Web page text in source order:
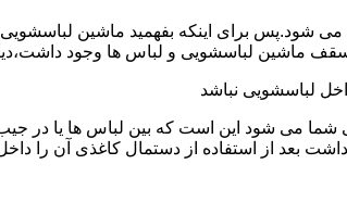
برای اینکه بفهمید ماشین لباسشویی
لباسشویی نباشد
می شود این است که بین لباس ها یا در جیب
بعد از استفاده از دستمال کاغذی آن را